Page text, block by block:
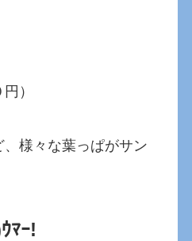
）
様々な葉っぱがサン
ﾏｰ!